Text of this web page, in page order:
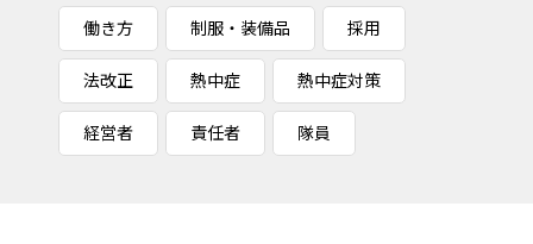
働き方 制服・装備品 採用
法改正 熱中症 熱中症対策
経営者 責任者 隊員